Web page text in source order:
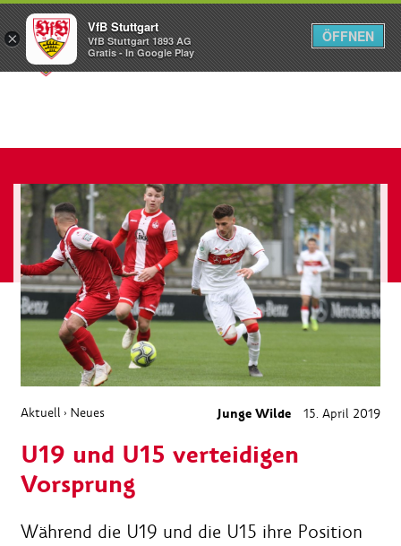
Menü
Aktuell › Neues Junge Wilde 15. April 2019
U19 und U15 verteidigen
Vorsprung
Während die U19 und die U15 ihre Position
×
VfB Stuttgart
VfB Stuttgart 1893 AG
Gratis - In Google Play
ÖFFNEN